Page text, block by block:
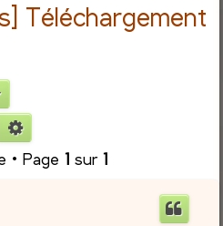
Téléchargement
Rechercher
• Page 1 sur 1